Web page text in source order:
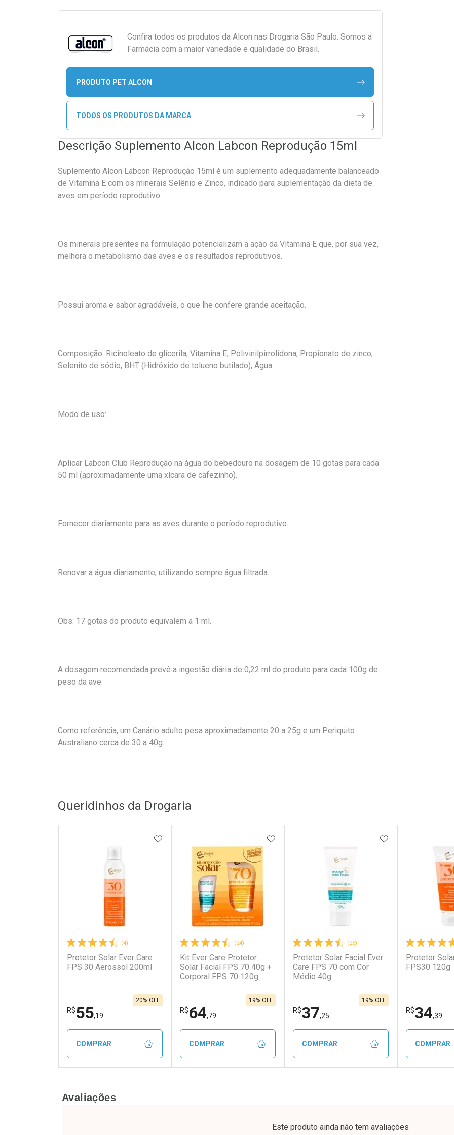
Confira todos os produtos da Alcon nas Drogaria São Paulo. Somos a
Farmácia com a maior variedade e qualidade do Brasil.
PRODUTO PET ALCON
TODOS OS PRODUTOS DA MARCA
Descrição Suplemento Alcon Labcon Reprodução 15ml
Suplemento Alcon Labcon Reprodução 15ml é um suplemento adequadamente balanceado
de Vitamina E com os minerais Selênio e Zinco, indicado para suplementação da dieta de
aves em período reprodutivo.
Os minerais presentes na formulação potencializam a ação da Vitamina E que, por sua vez,
melhora o metabolismo das aves e os resultados reprodutivos.
Possui aroma e sabor agradáveis, o que lhe confere grande aceitação.
Composição: Ricinoleato de glicerila, Vitamina E, Polivinilpirrolidona, Propionato de zinco,
Selenito de sódio, BHT (Hidróxido de tolueno butilado), Água.
Modo de uso:
Aplicar Labcon Club Reprodução na água do bebedouro na dosagem de 10 gotas para cada
50 ml (aproximadamente uma xícara de cafezinho).
Fornecer diariamente para as aves durante o período reprodutivo.
Renovar a água diariamente, utilizando sempre água filtrada.
Obs: 17 gotas do produto equivalem a 1 ml.
A dosagem recomendada prevê a ingestão diária de 0,22 ml do produto para cada 100g de
peso da ave.
Como referência, um Canário adulto pesa aproximadamente 20 a 25g e um Periquito
Australiano cerca de 30 a 40g.
Queridinhos da Drogaria
(4)
Protetor Solar Ever Care
FPS 30 Aerossol 200ml
R$55,19
20% OFF
ADICIONAR AOS FAVORITOS
COMPRAR
Laboratório
Por Menos
(24)
Kit Ever Care Protetor
Solar Facial FPS 70 40g +
Corporal FPS 70 120g
R$64,79
19% OFF
ADICIONAR AOS FAVORITOS
COMPRAR
(26)
Protetor Solar Facial Ever
Care FPS 70 com Cor
Médio 40g
R$37,25
19% OFF
ADICIONAR AOS
COMPRAR
Protetor
FPS30 120g
R$34,39
COMPRAR
Avaliações
Este produto ainda não tem avaliações